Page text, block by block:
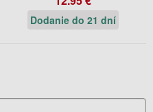
Dodanie do 21 dní